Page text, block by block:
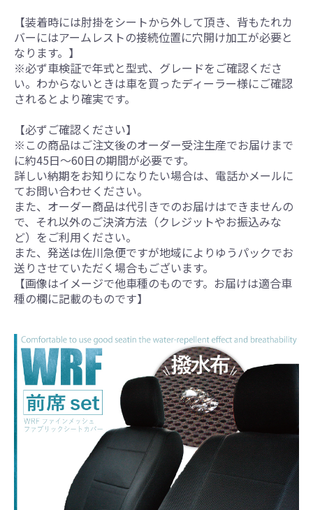
【装着時には肘掛をシートから外して頂き、背もたれカ
バーにはアームレストの接続位置に穴開け加工が必要と
なります。】
※必ず車検証で年式と型式、グレードをご確認くださ
い。わからないときは車を買ったディーラー様にご確認
されるとより確実です。
【必ずご確認ください】
※この商品はご注文後のオーダー受注生産でお届けまで
に約45日～60日の期間が必要です。
詳しい納期をお知りになりたい場合は、電話かメールに
てお問い合わせください。
また、オーダー商品は代引きでのお届けはできませんの
で、それ以外のご決済方法（クレジットやお振込みな
ど）をご利用ください。
また、発送は佐川急便ですが地域によりゆうパックでお
送りさせていただく場合もございます。
【画像はイメージで他車種のものです。お届けは適合車
種の欄に記載のものです】